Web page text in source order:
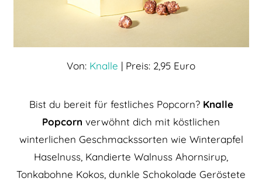
Von: Knalle | Preis: 2,95 Euro
Bist du bereit für festliches Popcorn? Knalle
Popcorn verwöhnt dich mit köstlichen
winterlichen Geschmackssorten wie Winterapfel
Haselnuss, Kandierte Walnuss Ahornsirup,
Tonkabohne Kokos, dunkle Schokolade Geröstete